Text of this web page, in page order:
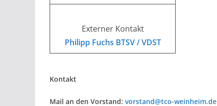
Externer Kontakt
Philipp Fuchs BTSV / VDST
Kontakt
Mail an den Vorstand: vorstand@tco-weinheim.de